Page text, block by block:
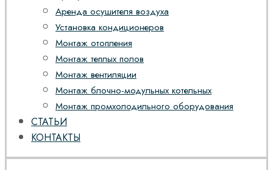
Аренда осушителя воздуха
Установка кондиционеров
Монтаж отопления
Монтаж теплых полов
Монтаж вентиляции
Монтаж блочно-модульных котельных
Монтаж промхолодильного оборудования
СТАТЬИ
КОНТАКТЫ